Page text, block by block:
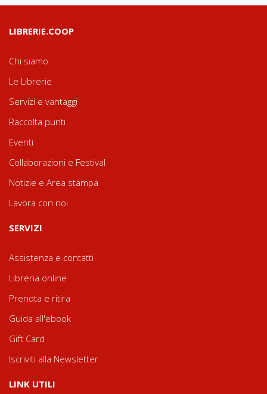
LIBRERIE.COOP
Chi siamo
Le Librerie
Servizi e vantaggi
Raccolta punti
Eventi
Collaborazioni e Festival
Notizie e Area stampa
Lavora con noi
SERVIZI
Assistenza e contatti
Libreria online
Prenota e ritira
Guida all'ebook
Gift Card
Iscriviti alla Newsletter
LINK UTILI